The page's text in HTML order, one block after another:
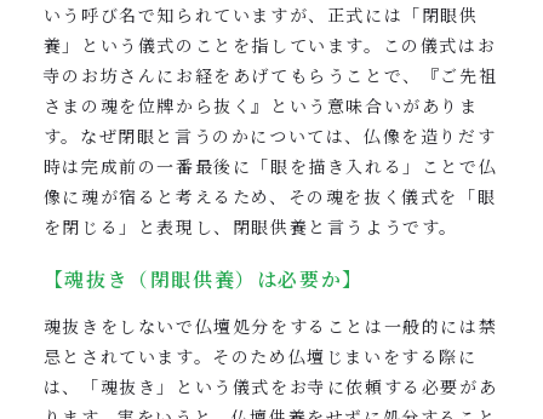
いう呼び名で知られていますが、正式には「閉眼供
養」という儀式のことを指しています。この儀式はお
寺のお坊さんにお経をあげてもらうことで、『ご先祖
さまの魂を位牌から抜く』という意味合いがありま
す。なぜ閉眼と言うのかについては、仏像を造りだす
時は完成前の一番最後に「眼を描き入れる」ことで仏
像に魂が宿ると考えるため、その魂を抜く儀式を「眼
を閉じる」と表現し、閉眼供養と言うようです。
【魂抜き（閉眼供養）は必要か】
魂抜きをしないで仏壇処分をすることは一般的には禁
忌とされています。そのため仏壇じまいをする際に
は、「魂抜き」という儀式をお寺に依頼する必要があ